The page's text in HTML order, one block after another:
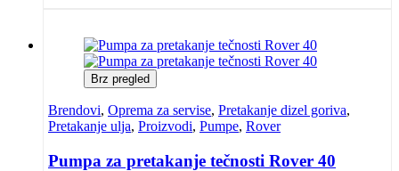
Brz pregled
Brendovi, Oprema za servise, Pretakanje dizel goriva,
Pretakanje ulja, Proizvodi, Pumpe, Rover
Pumpa za pretakanje tečnosti Rover 40